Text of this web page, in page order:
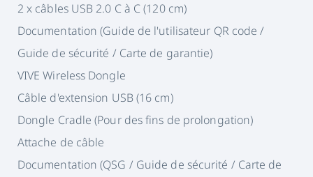
2 x câbles USB 2.0 C à C (120 cm)
Documentation (Guide de l'utilisateur QR code /
Guide de sécurité / Carte de garantie)
VIVE Wireless Dongle
Câble d'extension USB (16 cm)
Dongle Cradle (Pour des fins de prolongation)
Attache de câble
Documentation (QSG / Guide de sécurité / Carte de